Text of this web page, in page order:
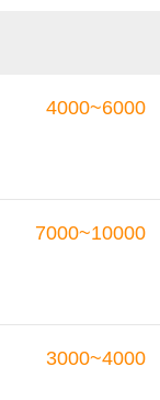
4000~6000
7000~10000
3000~4000